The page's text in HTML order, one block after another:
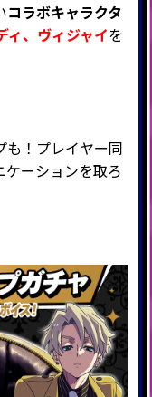
コラボキャラクタ
ィ、ヴィジャイを
も！プレイヤー同
ーションを取ろ